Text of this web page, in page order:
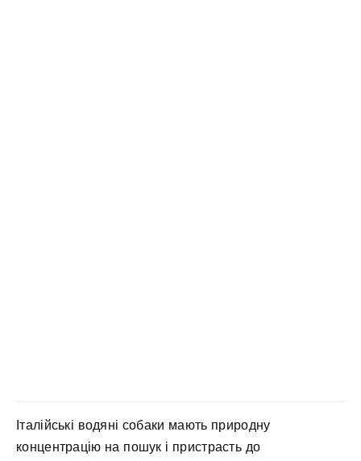
Італійські водяні собаки мають природну
концентрацію на пошук і пристрасть до